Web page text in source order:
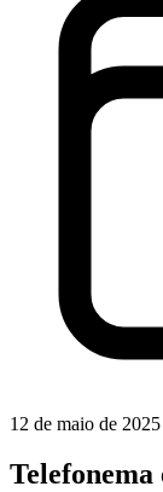
12 de maio de 2025